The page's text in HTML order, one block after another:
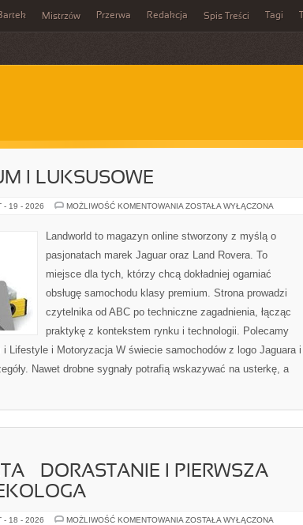
Mistrzów Przerwa Redakcja Spis Treści Tagi
I LUKSUSOWE
- 19 - 2026 MOŻLIWOŚĆ KOMENTOWANIA MARKI
LUKSUSOWE
ZOSTAŁA WYŁĄCZONA
Landworld to magazyn online stworzony z myślą o
pasjonatach marek Jaguar oraz Land Rovera. To
miejsce dla tych, którzy chcą dokładniej ogarniać
obsługę samochodu klasy premium. Strona prowadzi
czytelnika od ABC po techniczne zagadnienia, łącząc
praktykę z kontekstem rynku i technologii. Polecamy
Lifestyle i Motoryzacja W świecie samochodów z logo Jaguara i
Nawet drobne sygnały potrafią wskazywać na usterkę, a
– DORASTANIE I PIERWSZA
- 18 - 2026 MOŻLIWOŚĆ KOMENTOWANIA MŁODA
ZOSTAŁA WYŁĄCZONA